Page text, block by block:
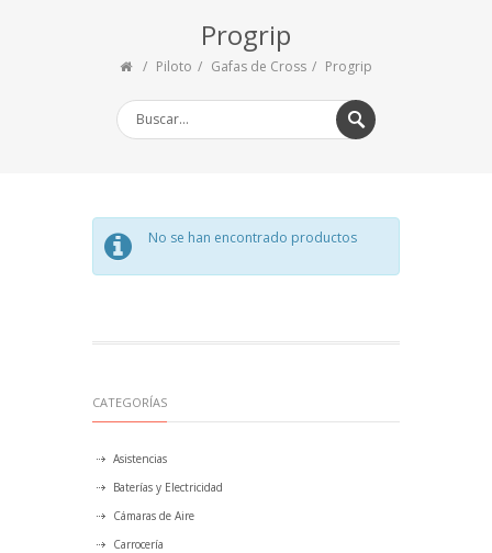
Progrip
Piloto Gafas de Cross Progrip
No se han encontrado productos
CATEGORÍAS
Asistencias
Baterías y Electricidad
Cámaras de Aire
Carrocería